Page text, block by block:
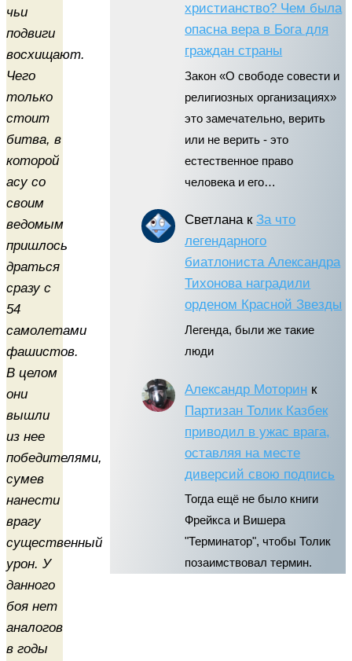
чьи
подвиги
восхищают.
Чего
только
стоит
битва, в
которой
асу со
своим
ведомым
пришлось
драться
сразу с
54
самолетами
фашистов.
В целом
они
вышли
из нее
победителями,
сумев
нанести
врагу
существенный
урон. У
данного
боя нет
аналогов
в годы
христианство? Чем была
опасна вера в Бога для
граждан страны
Закон «О свободе совести и
религиозных организациях»
это замечательно, верить
или не верить - это
естественное право
человека и его…
СветланакЗа что
легендарного
биатлониста Александра
Тихонова наградили
орденом Красной Звезды
Легенда, были же такие
люди
Александр Моторин к
Партизан Толик Казбек
приводил в ужас врага,
оставляя на месте
диверсий свою подпись
Тогда ещё не было книги
Фрейкса и Вишера
"Терминатор", чтобы Толик
позаимствовал термин.